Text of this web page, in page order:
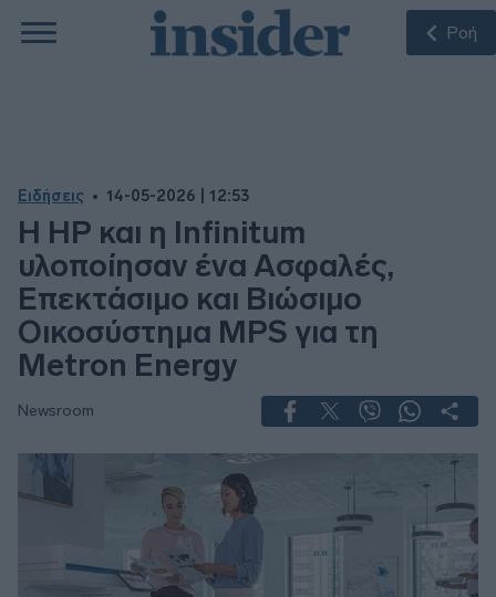
Ροή
Ειδήσεις 14-05-2026 | 12:53
Η HP και η Infinitum
υλοποίησαν ένα Ασφαλές,
Επεκτάσιμο και Βιώσιμο
Οικοσύστημα MPS για τη
Metron Energy
Newsroom